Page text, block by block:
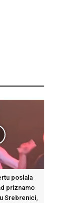
poslala
priznamo
Srebrenici,